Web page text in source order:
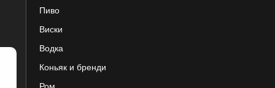
Пиво
Виски
Водка
Коньяк и бренди